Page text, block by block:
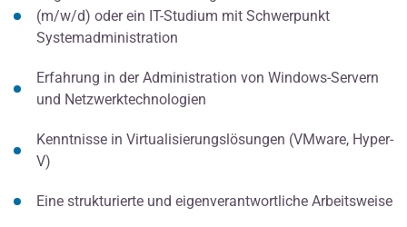
(m/w/d) oder ein IT-Studium mit Schwerpunkt
Systemadministration
Erfahrung in der Administration von Windows-Servern
und Netzwerktechnologien
Kenntnisse in Virtualisierungslösungen (VMware, Hyper-
V)
Eine strukturierte und eigenverantwortliche Arbeitsweise